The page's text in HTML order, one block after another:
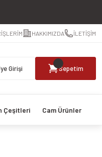
HAKKIMIZDA İLETİŞİM
Girişi Sepetim
Çeşitleri Cam Ürünler